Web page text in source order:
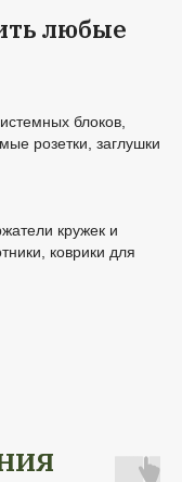
любые
блоков,
розетки, заглушки
кружек и
коврики для